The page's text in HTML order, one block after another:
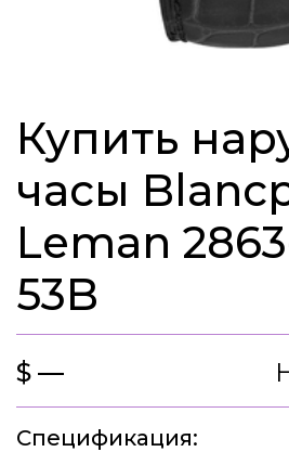
Купить
часы
Leman
53B
$ —
Спецификация: